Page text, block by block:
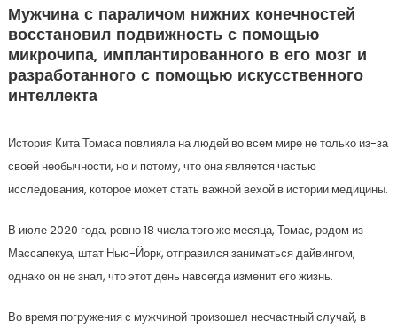
Мужчина с параличом нижних конечностей
восстановил подвижность с помощью
микрочипа, имплантированного в его мозг и
разработанного с помощью искусственного
интеллекта
История Кита Томаса повлияла на людей во всем мире не только из-за
своей необычности, но и потому, что она является частью
исследования, которое может стать важной вехой в истории медицины.
В июле 2020 года, ровно 18 числа того же месяца, Томас, родом из
Массапекуа, штат Нью-Йорк, отправился заниматься дайвингом,
однако он не знал, что этот день навсегда изменит его жизнь.
Во время погружения с мужчиной произошел несчастный случай, в